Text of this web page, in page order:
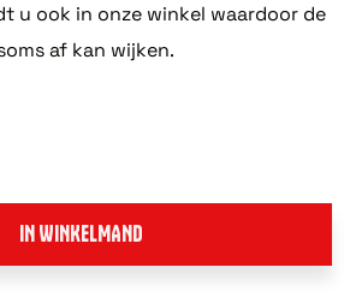
u ook in onze winkel waardoor de
af kan wijken.
IN WINKELMAND